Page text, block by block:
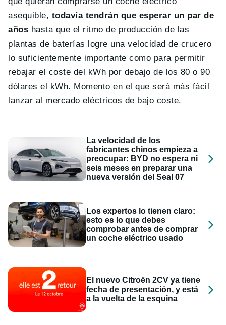
asequible, todavía tendrán que esperar un par de
años hasta que el ritmo de producción de las
plantas de baterías logre una velocidad de crucero
lo suficientemente importante como para permitir
rebajar el coste del kWh por debajo de los 80 o 90
dólares el kWh. Momento en el que será más fácil
lanzar al mercado eléctricos de bajo coste.
La velocidad de los
fabricantes chinos empieza a
preocupar: BYD no espera ni
seis meses en preparar una
nueva versión del Seal 07
Los expertos lo tienen claro:
esto es lo que debes
comprobar antes de comprar
un coche eléctrico usado
El nuevo Citroën 2CV ya tiene
fecha de presentación, y está
a la vuelta de la esquina